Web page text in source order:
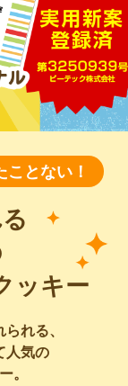
とない！
ッキー
れる、
人気の
。